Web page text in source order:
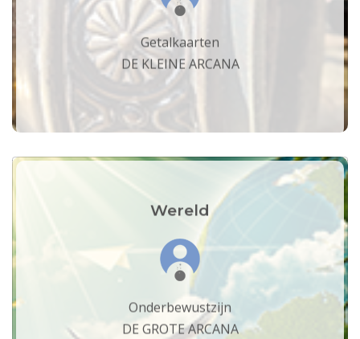
Getalkaarten
DE KLEINE ARCANA
Wereld
Onderbewustzijn
DE GROTE ARCANA